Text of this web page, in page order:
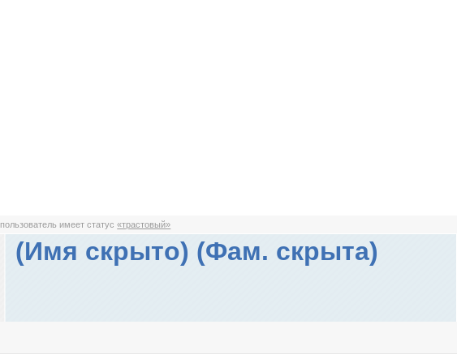
пользователь имеет статус«трастовый»
(Имя скрыто) (Фам. скрыта)